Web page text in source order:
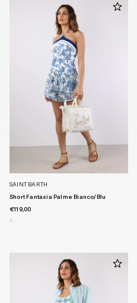
SAINT BARTH
Short Fantasia Palme Bianco/blu
€119,00
S